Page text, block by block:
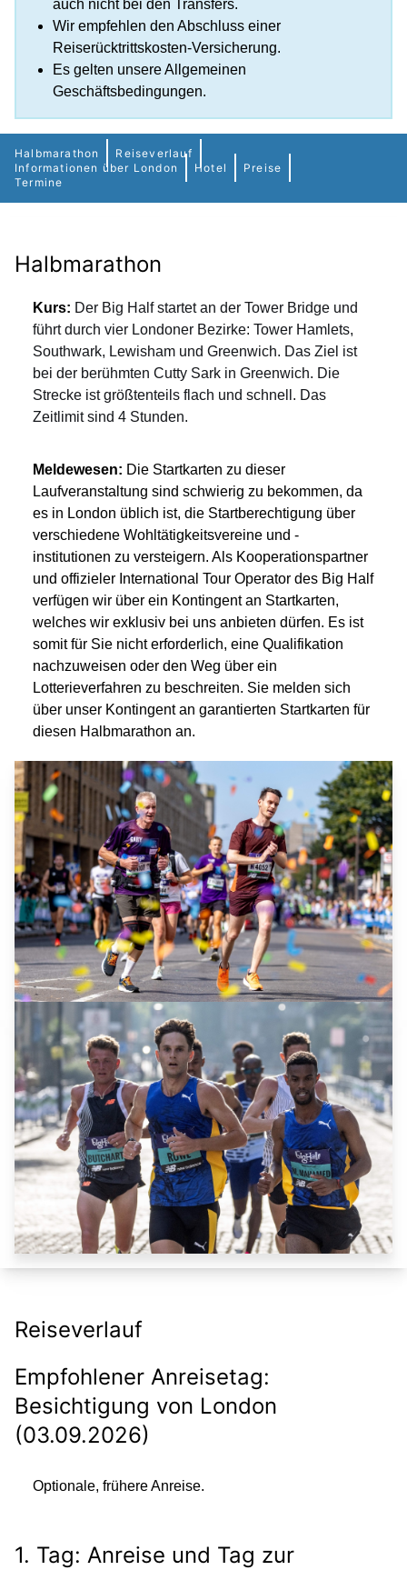
auch nicht bei den Transfers.
Wir empfehlen den Abschluss einer
Reiserücktrittskosten-Versicherung.
Es gelten unsere Allgemeinen
Geschäftsbedingungen.
Halbmarathon
Reiseverlauf
Informationen über London
Hotel
Preise
Termine
Halbmarathon
Kurs: Der Big Half startet an der Tower Bridge und
führt durch vier Londoner Bezirke: Tower Hamlets,
Southwark, Lewisham und Greenwich. Das Ziel ist
bei der berühmten Cutty Sark in Greenwich. Die
Strecke ist größtenteils flach und schnell. Das
Zeitlimit sind 4 Stunden.
Meldewesen: Die Startkarten zu dieser
Laufveranstaltung sind schwierig zu bekommen, da
es in London üblich ist, die Startberechtigung über
verschiedene Wohltätigkeitsvereine und -
institutionen zu versteigern. Als Kooperationspartner
und offizieler International Tour Operator des Big Half
verfügen wir über ein Kontingent an Startkarten,
welches wir exklusiv bei uns anbieten dürfen. Es ist
somit für Sie nicht erforderlich, eine Qualifikation
nachzuweisen oder den Weg über ein
Lotterieverfahren zu beschreiten. Sie melden sich
über unser Kontingent an garantierten Startkarten für
diesen Halbmarathon an.
Reiseverlauf
Empfohlener Anreisetag:
Besichtigung von London
(03.09.2026)
Optionale, frühere Anreise.
1. Tag: Anreise und Tag zur